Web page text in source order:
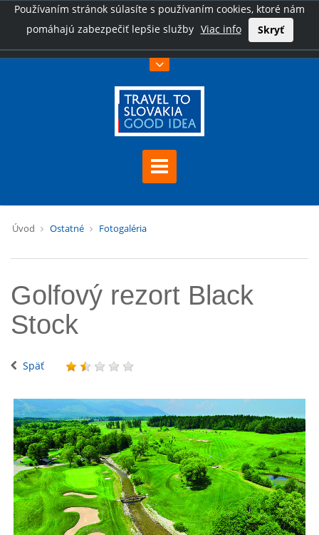
Používaním stránok súlasíte s používaním cookies, ktoré nám
pomáhajú zabezpečiť lepšie služby Viac info Skryť
Úvod Ostatné Fotogaléria
Golfový rezort Black
Stock
Späť